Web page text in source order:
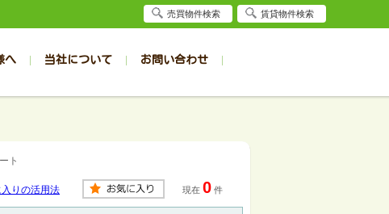
物件一覧
アパート
マンション
帯広の1R～1K
帯広の2K～2LDK
物件一覧
アパート
マンション
旭川の1R～1K
旭川の2K～2LDK
へ 当社について お問い合わせ
ト
りの活用法 現在 0 件
売買物件検索 賃貸物件検索